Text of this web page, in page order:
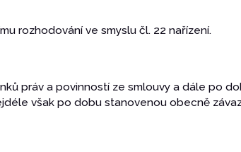
rozhodování ve smyslu čl. 22 nařízení.
práv a povinností ze smlouvy a dále po
však po dobu stanovenou obecně